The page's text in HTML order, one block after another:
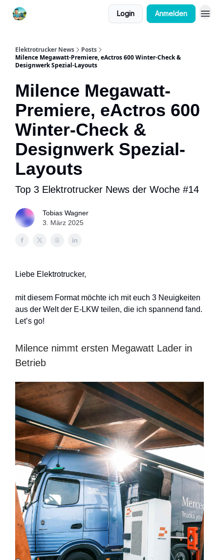
Login Anmelden
Elektrotrucker News
Posts
Milence Megawatt-Premiere, eActros 600 Winter-Check &
Designwerk Spezial-Layouts
Milence Megawatt-
Premiere, eActros 600
Winter-Check &
Designwerk Spezial-
Layouts
Top 3 Elektrotrucker News der Woche #14
Tobias Wagner
3. März 2025
Liebe Elektrotrucker,
mit diesem Format möchte ich mit euch 3 Neuigkeiten
aus der Welt der E-LKW teilen, die ich spannend fand.
Let’s go!
Milence nimmt ersten Megawatt Lader in
Betrieb